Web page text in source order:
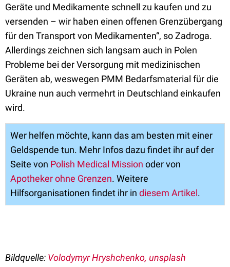
Geräte und Medikamente schnell zu kaufen und zu
versenden – wir haben einen offenen Grenzübergang
für den Transport von Medikamenten“, so Zadroga.
Allerdings zeichnen sich langsam auch in Polen
Probleme bei der Versorgung mit medizinischen
Geräten ab, weswegen PMM Bedarfsmaterial für die
Ukraine nun auch vermehrt in Deutschland einkaufen
wird.
Wer helfen möchte, kann das am besten mit einer
Geldspende tun. Mehr Infos dazu findet ihr auf der
Seite von Polish Medical Mission oder von
Apotheker ohne Grenzen. Weitere
Hilfsorganisationen findet ihr in diesem Artikel.
Bildquelle: Volodymyr Hryshchenko, unsplash